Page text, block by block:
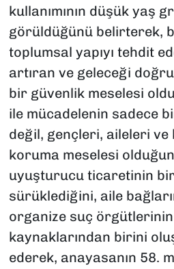
kullanımının düşük yaş
görüldüğünü belirterek,
toplumsal yapıyı tehdit
artıran ve geleceği
bir güvenlik meselesi
ile mücadelenin sadece
değil, gençleri, aileleri ve
koruma meselesi
uyuşturucu ticaretinin
sürüklediğini, aile
organize suç
kaynaklarından birini
ederek, anayasanın 58.